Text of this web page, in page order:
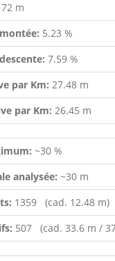
m
5.23 %
7.59 %
par Km: 27.48 m
par Km: 26.45 m
~30 %
analysée: ~30 m
1359 (cad. 12.48 m)
507 (cad. 33.6 m /